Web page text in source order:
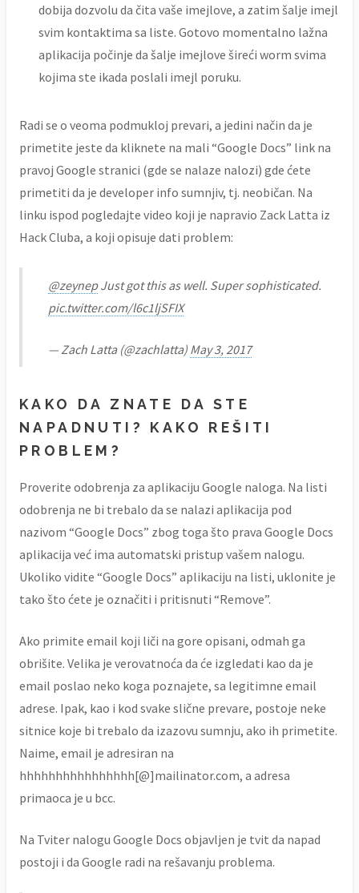
dobija dozvolu da čita vaše imejlove, a zatim šalje imejl
svim kontaktima sa liste. Gotovo momentalno lažna
aplikacija počinje da šalje imejlove šireći worm svima
kojima ste ikada poslali imejl poruku.
Radi se o veoma podmukloj prevari, a jedini način da je
primetite jeste da kliknete na mali “Google Docs” link na
pravoj Google stranici (gde se nalaze nalozi) gde ćete
primetiti da je developer info sumnjiv, tj. neobičan. Na
linku ispod pogledajte video koji je napravio Zack Latta iz
Hack Cluba, a koji opisuje dati problem:
@zeynepJust got this as well. Super sophisticated.
pic.twitter.com/l6c1ljSFIX
— Zach Latta (@zachlatta) May 3, 2017
KAKO DA ZNATE DA STE
NAPADNUTI? KAKO REŠITI
PROBLEM?
Proverite odobrenja za aplikaciju Google naloga. Na listi
odobrenja ne bi trebalo da se nalazi aplikacija pod
nazivom “Google Docs” zbog toga što prava Google Docs
aplikacija već ima automatski pristup vašem nalogu.
Ukoliko vidite “Google Docs” aplikaciju na listi, uklonite je
tako što ćete je označiti i pritisnuti “Remove”.
Ako primite email koji liči na gore opisani, odmah ga
obrišite. Velika je verovatnoća da će izgledati kao da je
email poslao neko koga poznajete, sa legitimne email
adrese. Ipak, kao i kod svake slične prevare, postoje neke
sitnice koje bi trebalo da izazovu sumnju, ako ih primetite.
Naime, email je adresiran na
hhhhhhhhhhhhhhhh[@]mailinator.com, a adresa
primaoca je u bcc.
Na Tviter nalogu Google Docs objavljen je tvit da napad
postoji i da Google radi na rešavanju problema.